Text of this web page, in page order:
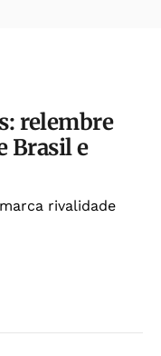
relembre
Brasil e
rivalidade